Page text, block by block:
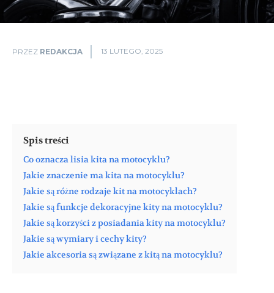
PRZEZ REDAKCJA 13 LUTEGO, 2025
Spis treści
Co oznacza lisia kita na motocyklu?
Jakie znaczenie ma kita na motocyklu?
Jakie są różne rodzaje kit na motocyklach?
Jakie są funkcje dekoracyjne kity na motocyklu?
Jakie są korzyści z posiadania kity na motocyklu?
Jakie są wymiary i cechy kity?
Jakie akcesoria są związane z kitą na motocyklu?